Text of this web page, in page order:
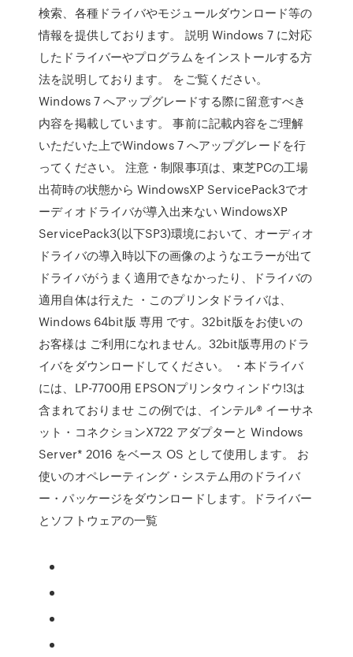
検索、各種ドライバやモジュールダウンロード等の
情報を提供しております。 説明 Windows 7 に対応
したドライバーやプログラムをインストールする方
法を説明しております。 をご覧ください。
Windows 7 へアップグレードする際に留意すべき
内容を掲載しています。 事前に記載内容をご理解
いただいた上でWindows 7 へアップグレードを行
ってください。 注意・制限事項は、東芝PCの工場
出荷時の状態から WindowsXP ServicePack3でオ
ーディオドライバが導入出来ない WindowsXP
ServicePack3(以下SP3)環境において、オーディオ
ドライバの導入時以下の画像のようなエラーが出て
ドライバがうまく適用できなかったり、ドライバの
適用自体は行えた ・このプリンタドライバは、
Windows 64bit版 専用 です。32bit版をお使いの
お客様は ご利用になれません。32bit版専用のドラ
イバをダウンロードしてください。 ・本ドライバ
には、LP-7700用 EPSONプリンタウィンドウ!3は
含まれておりませ この例では、インテル® イーサネ
ット・コネクションX722 アダプターと Windows
Server* 2016 をベース OS として使用します。 お
使いのオペレーティング・システム用のドライバ
ー・パッケージをダウンロードします。ドライバー
とソフトウェアの一覧